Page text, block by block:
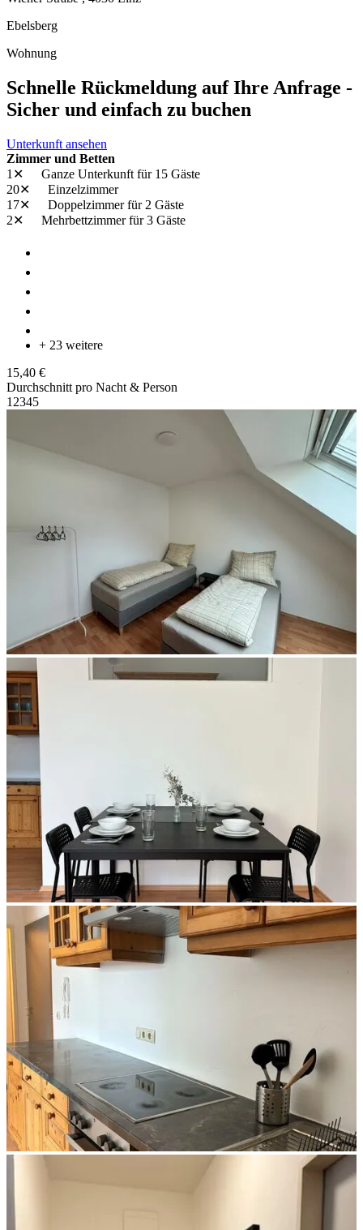
Ebelsberg
Wohnung
Schnelle Rückmeldung auf Ihre Anfrage -
Sicher und einfach zu buchen
Unterkunft ansehen
Zimmer und Betten
1✕
Ganze Unterkunft für 15 Gäste
20✕
Einzelzimmer
17✕
Doppelzimmerfür 2 Gäste
2✕
Mehrbettzimmerfür 3 Gäste
+ 23 weitere
15,40 €
Durchschnitt pro Nacht & Person
1 2345